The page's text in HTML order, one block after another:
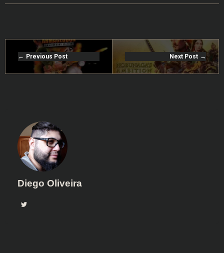
Previous Post Next Post
Diego Oliveira